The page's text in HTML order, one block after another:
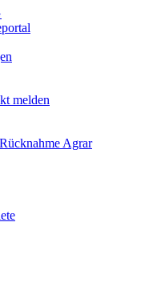
melden
Agrar